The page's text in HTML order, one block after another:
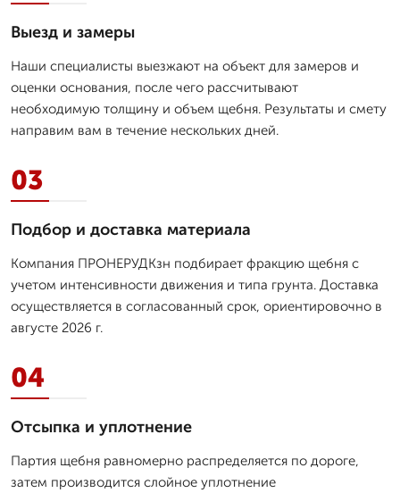
Выезд и замеры
Наши специалисты выезжают на объект для замеров и
оценки основания, после чего рассчитывают
необходимую толщину и объем щебня. Результаты и смету
направим вам в течение нескольких дней.
03
Подбор и доставка материала
Компания ПРОНЕРУДКзн подбирает фракцию щебня с
учетом интенсивности движения и типа грунта. Доставка
осуществляется в согласованный срок, ориентировочно в
августе 2026 г.
04
Отсыпка и уплотнение
Партия щебня равномерно распределяется по дороге,
затем производится слойное уплотнение